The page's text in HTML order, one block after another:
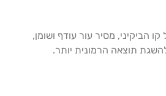
מסיר עור עודף ושומן,
תוצאה הרמונית יותר.